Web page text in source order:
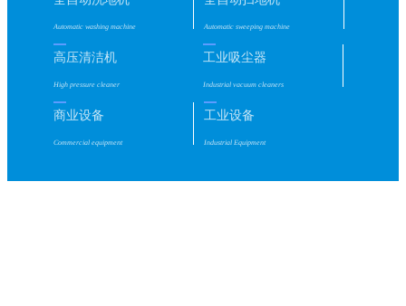
Automatic washing machine Automatic sweeping machine
高压清洁机
High pressure cleaner
工业吸尘器
Industrial vacuum cleaners
商业设备
Commercial equipment
工业设备
Industrial Equipment